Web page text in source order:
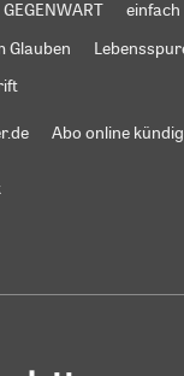
einfach
Glauben
Abo online